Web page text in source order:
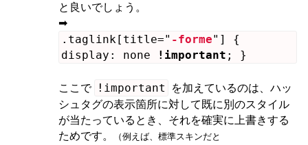
と良いでしょう。
➡
.taglink[title=" -forme"] {
display: none
!important ; }
ここで !important
を加えているのは、ハッ
シュタグの表示箇所に対して既に別のスタイル
が当たっているとき、それを確実に上書きする
ためです。
（例えば、標準スキンだと